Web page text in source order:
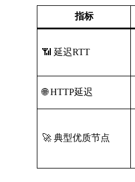
指标
📶 延迟RTT
🌐 HTTP延迟
🚀 典型优质节点